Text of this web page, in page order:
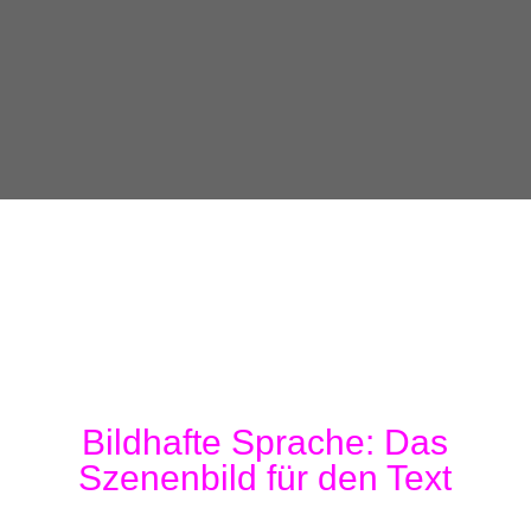
Bildhafte Sprache: Das
Szenenbild für den Text